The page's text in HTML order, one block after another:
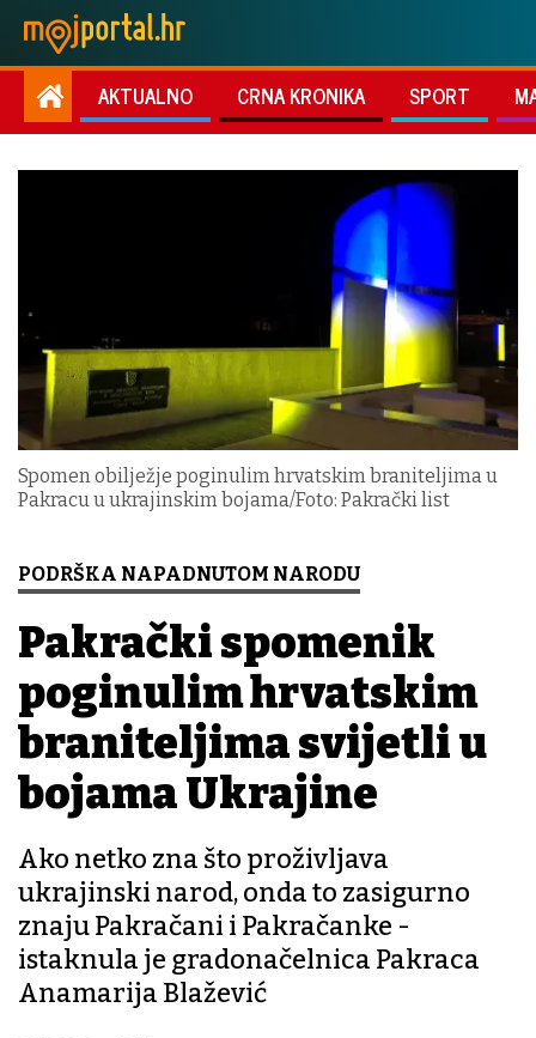
AKTUALNO CRNA KRONIKA SPORT
Spomen obilježje poginulim hrvatskim braniteljima u
Pakracu u ukrajinskim bojama/Foto: Pakrački list
PODRŠKA NAPADNUTOM NARODU
Pakrački spomenik
poginulim hrvatskim
braniteljima svijetli u
bojama Ukrajine
Ako netko zna što proživljava
ukrajinski narod, onda to zasigurno
znaju Pakračani i Pakračanke -
istaknula je gradonačelnica Pakraca
Anamarija Blažević